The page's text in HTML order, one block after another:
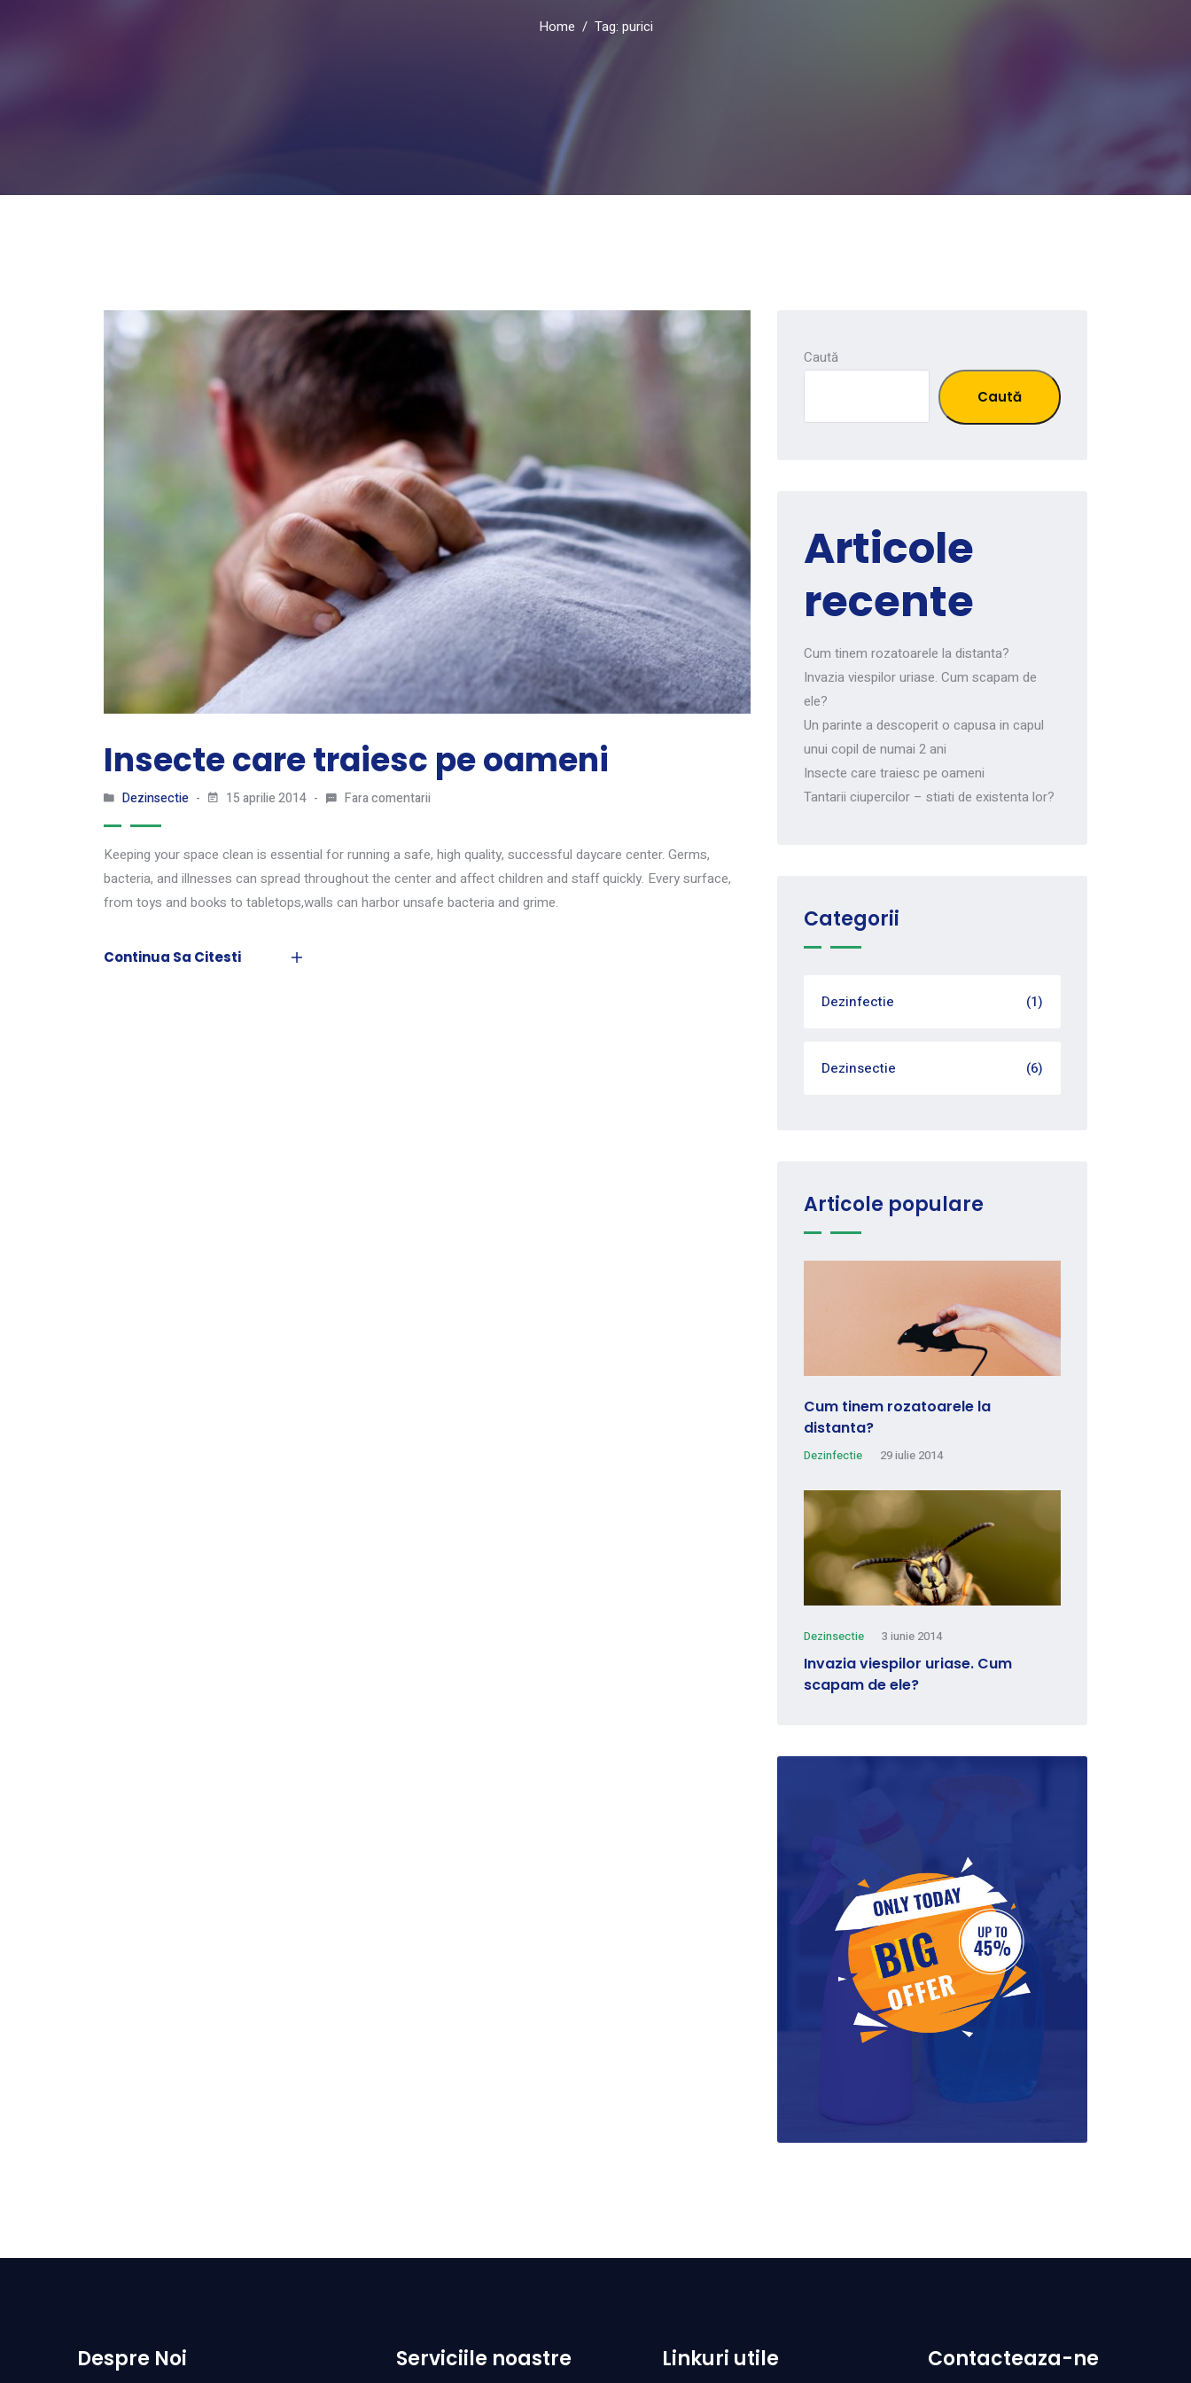
Home Tag: purici
Insecte care traiesc pe oameni
Dezinsectie 15 aprilie 2014 Fara comentarii
Keeping your space clean is essential for running a safe, high quality, successful daycare center. Germs,
bacteria, and illnesses can spread throughout the center and affect children and staff quickly. Every surface,
from toys and books to tabletops,walls can harbor unsafe bacteria and grime.
Continua Sa Citesti
Caută
Caută
Articole
recente
Cum tinem rozatoarele la distanta?
Invazia viespilor uriase. Cum scapam de
ele?
Un parinte a descoperit o capusa in capul
unui copil de numai 2 ani
Insecte care traiesc pe oameni
Tantarii ciupercilor – stiati de existenta lor?
Categorii
Dezinfectie (1)
Dezinsectie (6)
Articole populare
Cum tinem rozatoarele la
distanta?
Dezinfectie 29 iulie 2014
Invazia viespilor uriase. Cum
scapam de ele?
Dezinsectie 3 iunie 2014
Despre Noi Serviciile noastre Linkuri utile Contacteaza-ne